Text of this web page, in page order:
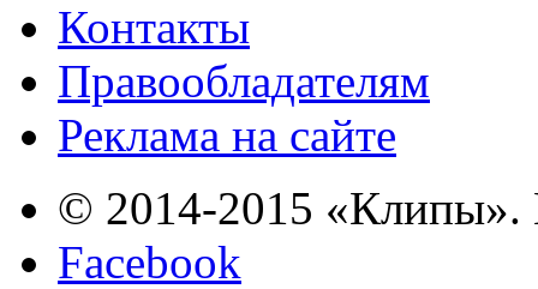
Контакты
Правообладателям
Реклама на сайте
© 2014-2015 «Клипы».
Facebook